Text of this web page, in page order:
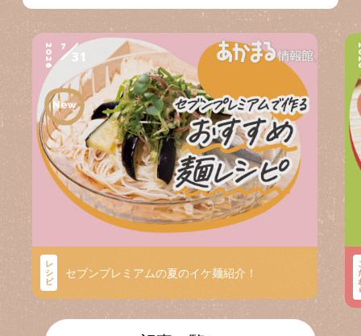
2026 7
31
レ
シ
ピ
セブンプレミアムの夏のイケ麺紹介！